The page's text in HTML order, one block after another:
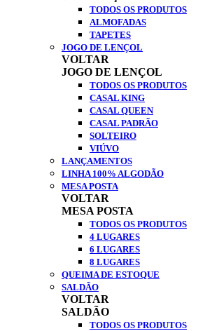
TODOS OS PRODUTOS
ALMOFADAS
TAPETES
JOGO DE LENÇOL
VOLTAR
JOGO DE LENÇOL
TODOS OS PRODUTOS
CASAL KING
CASAL QUEEN
CASAL PADRÃO
SOLTEIRO
VIÚVO
LANÇAMENTOS
LINHA 100% ALGODÃO
MESA POSTA
VOLTAR
MESA POSTA
TODOS OS PRODUTOS
4 LUGARES
6 LUGARES
8 LUGARES
QUEIMA DE ESTOQUE
SALDÃO
VOLTAR
SALDÃO
TODOS OS PRODUTOS